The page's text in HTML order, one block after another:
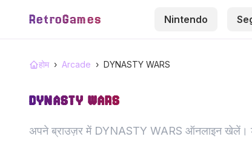
RetroGames Nintendo
होम › Arcade › DYNASTY WARS
DYNASTY WARS
अपने ब्राउज़र में DYNASTY WARS ऑनलाइन खेलें।